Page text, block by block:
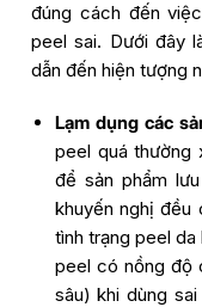
đúng cách đến
peel sai. Dưới đây
dẫn đến hiện tượng
Lạm dụng các
peel quá thường
để sản phẩm
khuyến nghị đều
tình trạng peel
peel có nồng độ
sâu) khi dùng